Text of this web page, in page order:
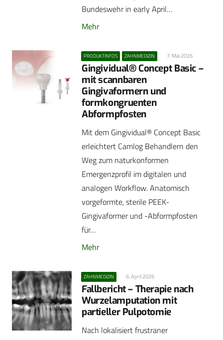
Bundeswehr in early April…
Mehr
PRODUKTINFOS ZAHNMEDIZIN 7. Mai 2026
Gingividual® Concept Basic –
mit scannbaren
Gingivaformern und
formkongruenten
Abformpfosten
Mit dem Gingividual® Concept Basic
erleichtert Camlog Behandlern den
Weg zum naturkonformen
Emergenzprofil im digitalen und
analogen Workflow. Anatomisch
vorgeformte, sterile PEEK-
Gingivaformer und -Abformpfosten
für…
Mehr
ZAHNMEDIZIN 6. April 2026
Fallbericht – Therapie nach
Wurzelamputation mit
partieller Pulpotomie
Nach lokalisiert frustraner